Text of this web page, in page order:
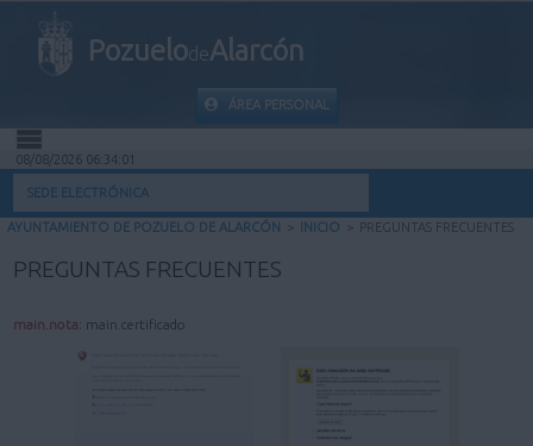
PozuelodeAlarcón
ÁREA PERSONAL
INICIO
INFORMACIÓN MUNICIPAL
08/08/2026 06:34:02
SEDE ELECTRÓNICA
AYUNTAMIENTO DE POZUELO DE ALARCÓN > INICIO > PREGUNTAS FRECUENTES
PREGUNTAS FRECUENTES
main.nota: main.certificado